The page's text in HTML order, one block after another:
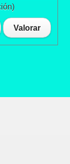
Valorar